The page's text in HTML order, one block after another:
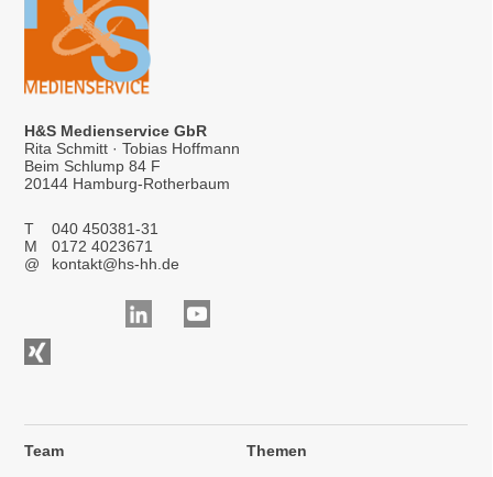
H&S Medienservice GbR
Rita Schmitt · Tobias Hoffmann
Beim Schlump 84 F
20144 Hamburg-Rotherbaum
T
040 450381-31
M
0172 4023671
@
kontakt@hs-hh.de
Team
Themen